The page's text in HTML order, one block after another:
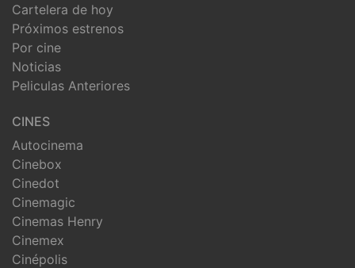
Cartelera de hoy
Próximos estrenos
Por cine
Noticias
Peliculas Anteriores
CINES
Autocinema
Cinebox
Cinedot
Cinemagic
Cinemas Henry
Cinemex
Cinépolis